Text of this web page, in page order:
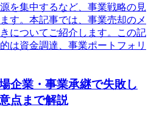
を集中するなど、事業戦略の見
す。本記事では、事業売却のメ
についてご紹介します。この記
は資金調達、事業ポートフォリ
企業・事業承継で失敗し
点まで解説